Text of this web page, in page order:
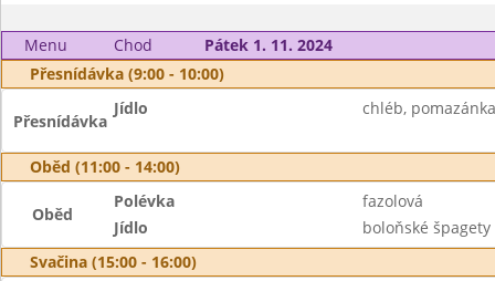
Menu Chod
Pátek 1. 11. 2024
Přesnídávka (9:00 - 10:00)
Přesnídávka
Jídlo chléb,
Oběd (11:00 - 14:00)
Oběd
Polévka
fazolová
Jídlo
boloňské
Svačina (15:00 - 16:00)